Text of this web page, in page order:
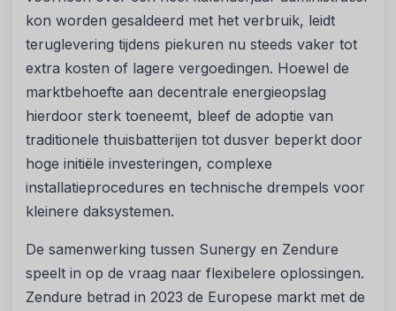
kon worden gesaldeerd met het verbruik, leidt
teruglevering tijdens piekuren nu steeds vaker tot
extra kosten of lagere vergoedingen. Hoewel de
marktbehoefte aan decentrale energieopslag
hierdoor sterk toeneemt, bleef de adoptie van
traditionele thuisbatterijen tot dusver beperkt door
hoge initiële investeringen, complexe
installatieprocedures en technische drempels voor
kleinere daksystemen.
De samenwerking tussen Sunergy en Zendure
speelt in op de vraag naar flexibelere oplossingen.
Zendure betrad in 2023 de Europese markt met de